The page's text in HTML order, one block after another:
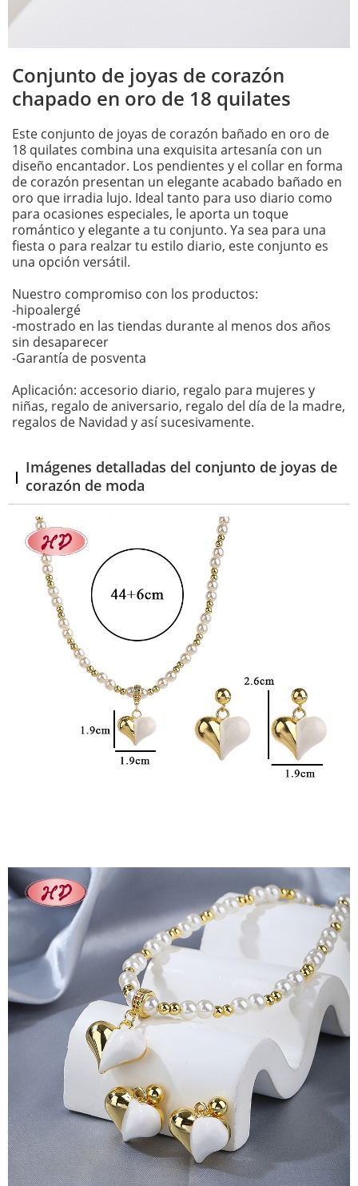
Conjunto de joyas de corazón
chapado en oro de 18 quilates
Este conjunto de joyas de corazón bañado en oro de
18 quilates combina una exquisita artesanía con un
diseño encantador. Los pendientes y el collar en forma
de corazón presentan un elegante acabado bañado en
oro que irradia lujo. Ideal tanto para uso diario como
para ocasiones especiales, le aporta un toque
romántico y elegante a tu conjunto. Ya sea para una
fiesta o para realzar tu estilo diario, este conjunto es
una opción versátil.
Nuestro compromiso con los productos:
-hipoalergé
-mostrado en las tiendas durante al menos dos años
sin desaparecer
-Garantía de posventa
Aplicación: accesorio diario, regalo para mujeres y
niñas, regalo de aniversario, regalo del día de la madre,
regalos de Navidad y así sucesivamente.
Imágenes detalladas del conjunto de joyas de
corazón de moda